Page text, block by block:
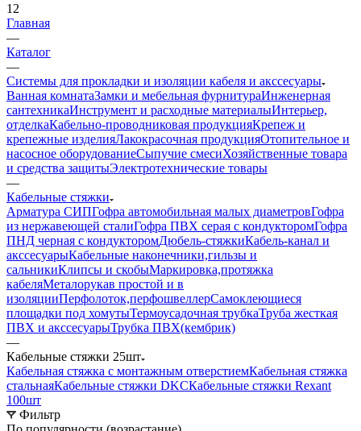
12
Главная
—
Каталог
—
Системы для прокладки и изоляции кабеля и акссесуары
Ванная комнатаЗамки и мебельная фурнитураИнженерная
сантехникаИнструмент и расходные материалыИнтерьер,
отделкаКабельно-проводниковая продукцияКрепеж и
крепежные изделияЛакокрасочная продукцияОтопительное и
насосное оборудованиеСыпучие смесиХозяйственные товара
и средства защитыЭлектротехнические товары
—
Кабельные стяжки
Арматура СИПГофра автомобильная малых диаметровГофра
из нержавеющей сталиГофра ПВХ серая с кондукторомГофра
ПНД черная с кондукторомДюбель-стяжкиКабель-канал и
акссесуарыКабельные наконечники,гильзы и
сальникиКлипсы и скобыМаркировка,протяжка
кабеляМеталорукав простой и в
изоляцииПерфолоток,перфошвеллерСамоклеющиеся
площадки под хомутыТермоусадочная трубкаТруба жесткая
ПВХ и акссесуарыТрубка ПВХ(кембрик)
—
Кабельные стяжки 25шт
Кабельная стяжка с монтажным отверстиемКабельная стяжка
стальнаяКабельные стяжки DKCКабельные стяжки Rexant
100шт
Фильтр